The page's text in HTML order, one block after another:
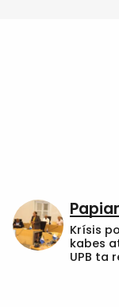
Krísis
kabes
UPB ta